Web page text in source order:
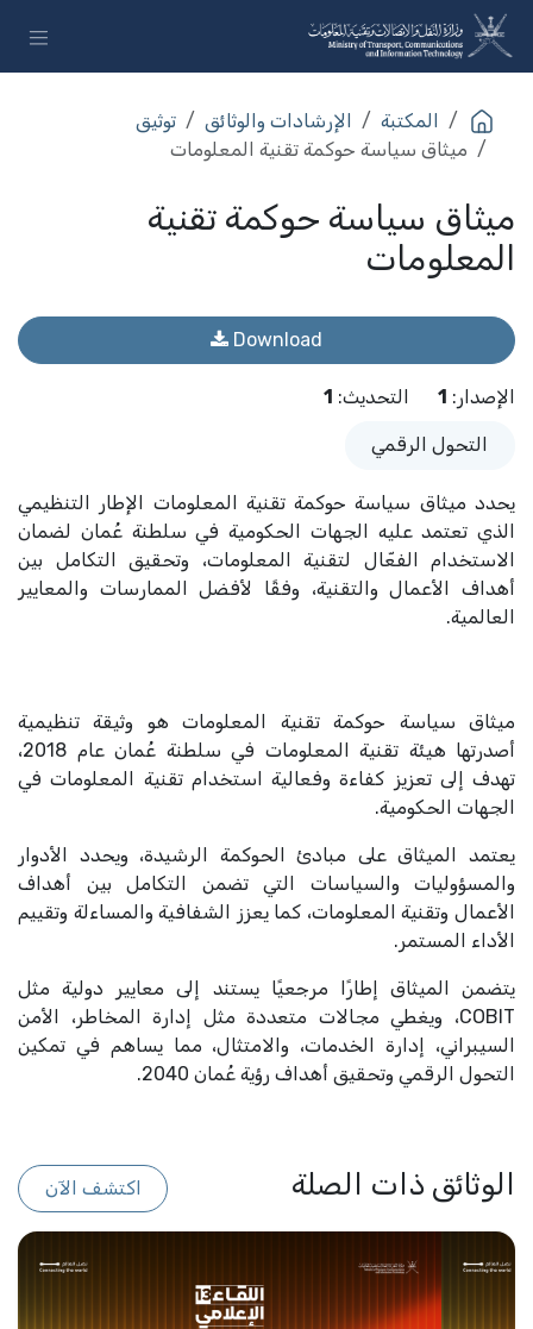
تخطي للذهاب إلى المحتوى
المكتبة الإرشادات والوثائق
توثيق
ميثاق سياسة حوكمة تقنية المعلومات
ميثاق سياسة حوكمة تقنية
المعلومات
الإصدار :
1 التحديث:
1
التحول الرقمي
يحدد ميثاق سياسة حوكمة تقنية المعلومات الإطار التنظيمي
الذي تعتمد عليه الجهات الحكومية في سلطنة عُمان لضمان
الاستخدام الفعّال لتقنية المعلومات، وتحقيق التكامل بين
أهداف الأعمال والتقنية، وفقًا لأفضل الممارسات والمعايير
العالمية.
Download
ميثاق سياسة حوكمة تقنية المعلومات هو وثيقة تنظيمية
أصدرتها هيئة تقنية المعلومات في سلطنة عُمان عام 2018،
تهدف إلى تعزيز كفاءة وفعالية استخدام تقنية المعلومات في
الجهات الحكومية.
يعتمد الميثاق على مبادئ الحوكمة الرشيدة، ويحدد الأدوار
والمسؤوليات والسياسات التي تضمن التكامل بين أهداف
الأعمال وتقنية المعلومات، كما يعزز الشفافية والمساءلة وتقييم
الأداء المستمر.
يتضمن الميثاق إطارًا مرجعيًا يستند إلى معايير دولية مثل
COBIT، ويغطي مجالات متعددة مثل إدارة المخاطر، الأمن
السيبراني، إدارة الخدمات، والامتثال، مما يساهم في تمكين
التحول الرقمي وتحقيق أهداف رؤية عُمان 2040.
الوثائق ذات الصلة اكتشف الآن